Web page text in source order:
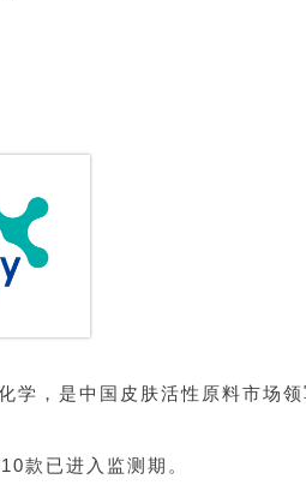
，是中国皮肤活性原料市场领
款已进入监测期。